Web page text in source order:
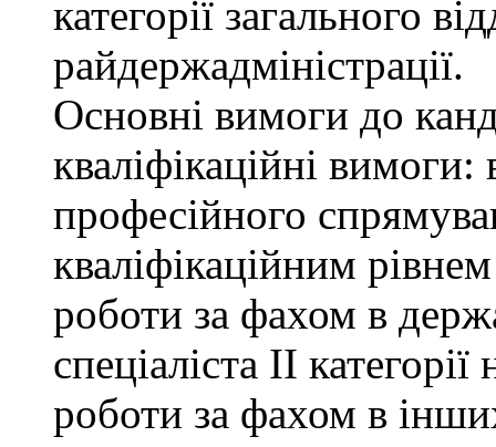
категорії загального
райдержадміністрації.
Основні вимоги до
кваліфікаційні
професійного
кваліфікаційним
роботи за фахом в
спеціаліста ІІ
роботи за фахом в